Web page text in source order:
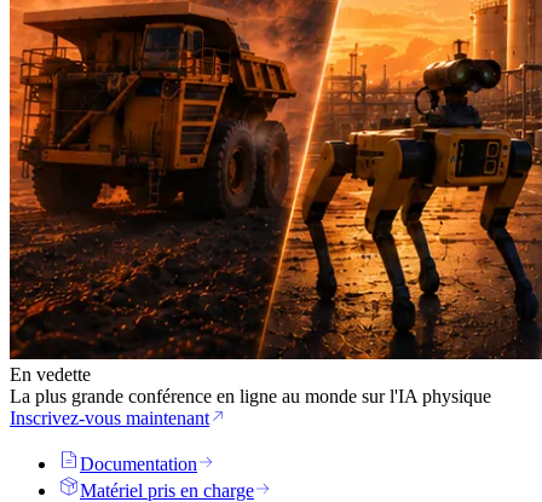
En vedette
La plus grande conférence en ligne au monde sur l'IA physique
Inscrivez-vous maintenant
Documentation
Matériel pris en charge